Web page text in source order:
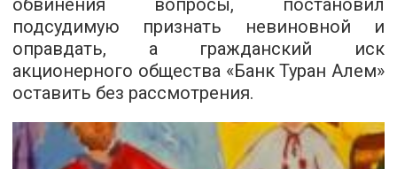
обвинения вопросы, постановил
подсудимую признать невиновной и
оправдать, а гражданский иск
акционерного общества «Банк Туран Алем»
оставить без рассмотрения.